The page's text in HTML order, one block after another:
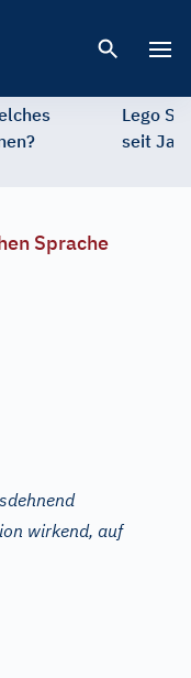
Lego
seit
Sprache
wirkend, auf